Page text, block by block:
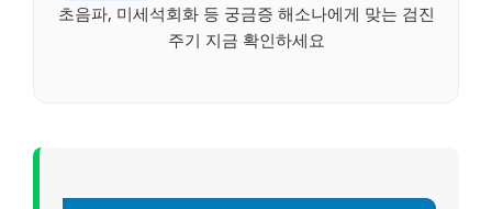
초음파, 미세석회화 등 궁금증 해소나에게 맞는 검진
주기 지금 확인하세요